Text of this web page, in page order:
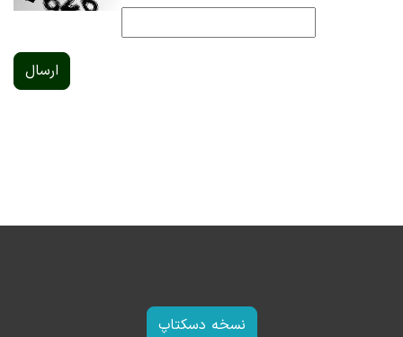
ارسال
نسخه دسکتاپ